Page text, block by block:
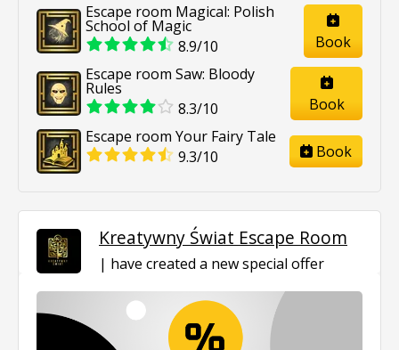
Escape room Magical: Polish
School of Magic
8.9/10
Book
Escape room Saw: Bloody
Rules
8.3/10
Book
Escape room Your Fairy Tale
9.3/10
Book
Kreatywny Świat Escape Room
have created a new special offer